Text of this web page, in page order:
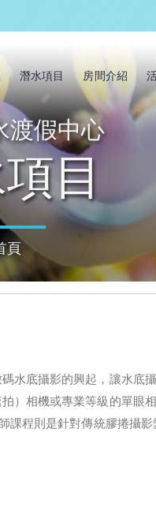
潛水項目 房間介紹
渡假中心
目
頁
水底攝影的興起，讓水底
）相機或專業等級的單眼
程則是針對傳統膠捲攝影